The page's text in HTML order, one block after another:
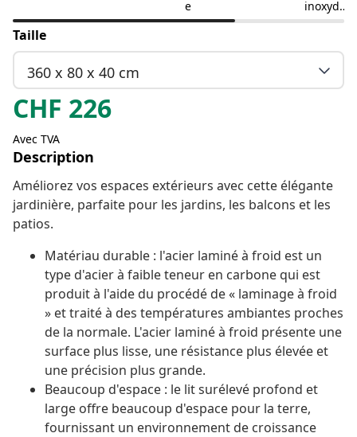
e
inoxydab
le
Taille
360 x 80 x 40 cm
CHF 226
Avec TVA
Description
Améliorez vos espaces extérieurs avec cette élégante
jardinière, parfaite pour les jardins, les balcons et les
patios.
Matériau durable : l'acier laminé à froid est un
type d'acier à faible teneur en carbone qui est
produit à l'aide du procédé de « laminage à froid
» et traité à des températures ambiantes proches
de la normale. L'acier laminé à froid présente une
surface plus lisse, une résistance plus élevée et
une précision plus grande.
Beaucoup d'espace : le lit surélevé profond et
large offre beaucoup d'espace pour la terre,
fournissant un environnement de croissance